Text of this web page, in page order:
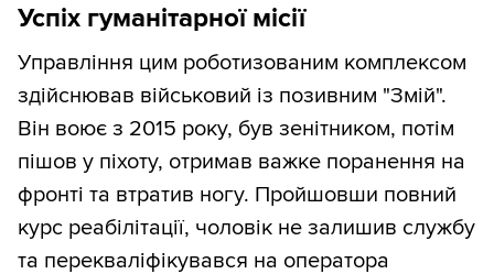
Успіх гуманітарної місії
Управління цим роботизованим комплексом
здійснював військовий із позивним "Змій".
Він воює з 2015 року, був зенітником, потім
пішов у піхоту, отримав важке поранення на
фронті та втратив ногу. Пройшовши повний
курс реабілітації, чоловік не залишив службу
та перекваліфікувався на оператора